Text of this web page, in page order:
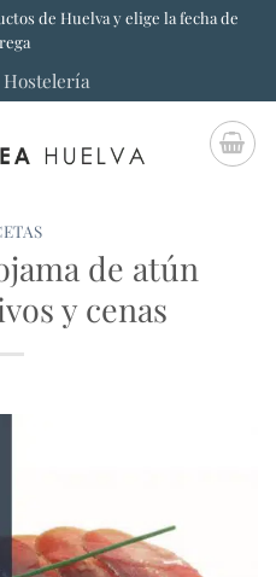
de Huelva y elige la fecha de
de atún
y cenas